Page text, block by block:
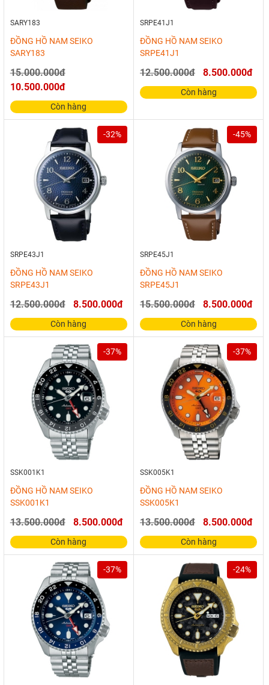
SARY183
ĐỒNG HỒ NAM SEIKO
SARY183
15.000.000đ
10.500.000đ
Còn hàng
SRPE41J1
ĐỒNG HỒ NAM SEIKO
SRPE41J1
12.500.000đ 8.500.000đ
Còn hàng
-32%
SRPE43J1
ĐỒNG HỒ NAM SEIKO
SRPE43J1
12.500.000đ 8.500.000đ
Còn hàng
-45%
SRPE45J1
ĐỒNG HỒ NAM SEIKO
SRPE45J1
15.500.000đ 8.500.000đ
Còn hàng
-37%
SSK001K1
ĐỒNG HỒ NAM SEIKO
SSK001K1
13.500.000đ 8.500.000đ
Còn hàng
-37%
SSK005K1
ĐỒNG HỒ NAM SEIKO
SSK005K1
13.500.000đ 8.500.000đ
Còn hàng
-37% -24%